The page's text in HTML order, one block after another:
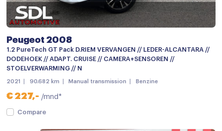
Apple carplay
Bluetooth telefoonvoorbereiding
Focal premium audio
Multimedia-voorbereiding
Multimedia systeem
Navigatie
Radio
Peugeot 2008
1.2 PureTech GT Pack D.RIEM VERVANGEN // LEDER-ALCANTARA //
DODEHOEK // ADAPT. CRUISE // CAMERA+SENSOREN //
STOELVERWARMING // N
2021 90.682 km Manual transmission Benzine
€ 227,- /mnd*
Compare